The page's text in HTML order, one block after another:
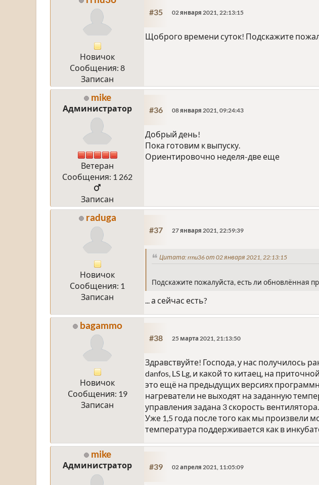
Новичок
Сообщения: 8
Записан
#35 02 января 2021, 22:13:15
Щоброго времени суток! Подскажите
mike
Администратор
Ветеран
Сообщения: 1 262
Записан
#36 08 января 2021, 09:24:43
Добрый день!
Пока готовим к выпуску.
Ориентировочно неделя-две еще
raduga
Новичок
Сообщения: 1
Записан
#37 27 января 2021, 22:59:39
Цитата: rrnu36 от 02 января 2021, 22:13:15
Подскажите пожалуйста, есть ли обновлённая
... а сейчас есть?
bagammo
Новичок
Сообщения: 19
Записан
#38 25 марта 2021, 21:13:50
Здравствуйте! Господа, у нас получилось
danfos, LS Lg, и какой то китаец, на
это ещё на предыдущих версиях
нагреватели не выходят на заданную
управления задана 3 скорость вентилятора.
Уже 1,5 года после того как мы произвели
температура поддерживается как в
mike
Администратор #39 02 апреля 2021, 11:05:09